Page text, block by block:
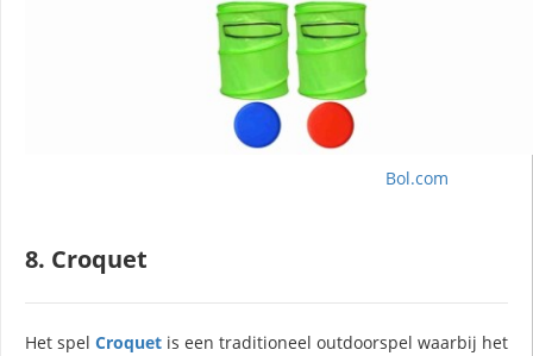
Bol.com
8. Croquet
Het spel Croquet is een traditioneel outdoorspel waarbij het